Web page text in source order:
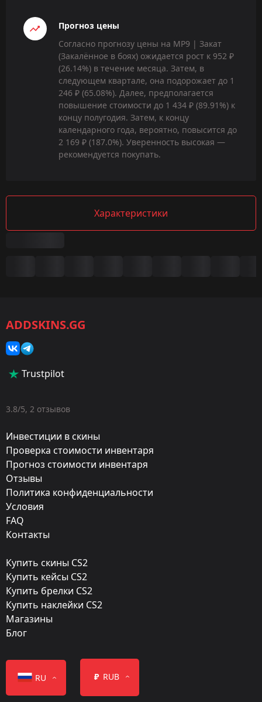
Прогноз цены
Согласно прогнозу цены на MP9 | Закат
(Закалённое в боях) ожидается рост к 952 ₽
(26.14%) в течение месяца. Затем, в
следующем квартале, она подорожает до 1
246 ₽ (65.08%). Далее, предполагается
повышение стоимости до 1 434 ₽ (89.91%) к
концу полугодия. Затем, к концу
календарного года, вероятно, повысится до
2 169 ₽ (187.0%). Уверенность высокая —
рекомендуется покупать.
Характеристики
Категория:
Скины
Пистолеты-пулемёты
Оружие:
Exterior:
Закалённое в боях
Закат
Finish catalog:
Популярность:
85 %
ADDSKINS.GG
Trustpilot
3.8/5, 2 отзывов
Инвестиции в скины
Проверка стоимости инвентаря
Прогноз стоимости инвентаря
Отзывы
Политика конфиденциальности
Условия
FAQ
Контакты
Купить скины CS2
Купить кейсы CS2
Купить брелки CS2
Купить наклейки CS2
Магазины
Блог
RU ₽ RUB